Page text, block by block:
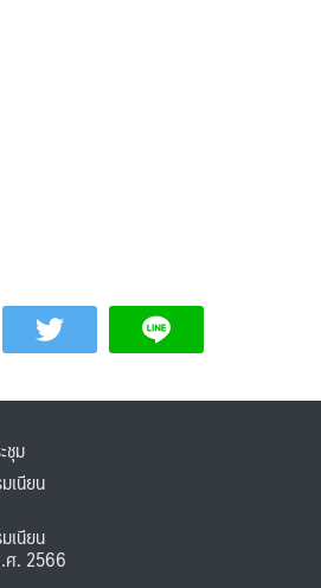
ชุม
เนียน
เนียน
ศ. 2566